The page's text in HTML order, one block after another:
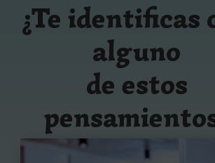
¿Te identificas
alguno
de estos